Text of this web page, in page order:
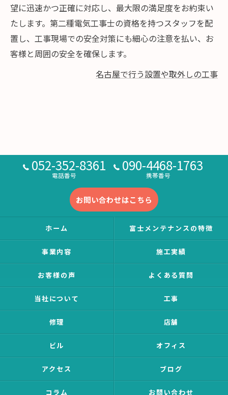
望に迅速かつ正確に対応し、最大限の満足度をお約束い
たします。第二種電気工事士の資格を持つスタッフを配
置し、工事現場での安全対策にも細心の注意を払い、お
客様と周囲の安全を確保します。
名古屋で行う設置や取外しの工事
052-352-8361
電話番号
090-4468-1763
携帯番号
お問い合わせはこちら
ホーム 富士メンテナンスの特徴
事業内容 施工実績
お客様の声 よくある質問
当社について 工事
修理 店舗
ビル オフィス
アクセス ブログ
コラム お問い合わせ